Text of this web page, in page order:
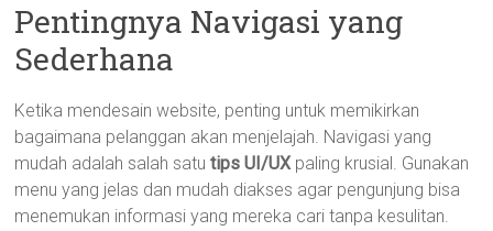
Pentingnya Navigasi yang
Sederhana
Ketika mendesain website, penting untuk memikirkan
bagaimana pelanggan akan menjelajah. Navigasi yang
mudah adalah salah satutips UI/UXpaling krusial. Gunakan
menu yang jelas dan mudah diakses agar pengunjung bisa
menemukan informasi yang mereka cari tanpa kesulitan.